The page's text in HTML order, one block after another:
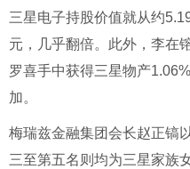
三星电子持股价值就从约
元，几乎翻倍。此外，李在
罗喜手中获得三星物产
加。
梅瑞兹金融集团会长赵正镐
三至第五名则均为三星家族